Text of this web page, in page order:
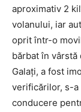
aproximativ 2
volanului, iar
oprit într-o
bărbat în
Galați, a fost
verificărilor, s-a
conducere